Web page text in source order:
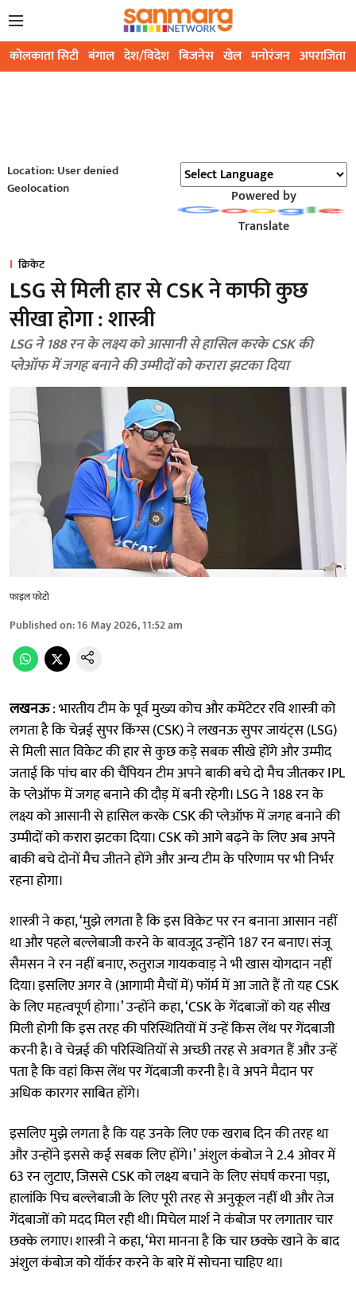
कोलकाता सिटी बंगाल देश/विदेश बिजनेस खेल मनोरंजन अपराजिता
Location: User denied
Geolocation
Powered by
Translate
क्रिकेट
LSG से मिली हार से CSK ने काफी कुछ
सीखा होगा : शास्त्री
LSG ने 188 रन के लक्ष्य को आसानी से हासिल करके CSK की
प्लेऑफ में जगह बनाने की उम्मीदों को करारा झटका दिया
फाइल फोटो
Published on:16 May 2026, 11:52 am
लखनऊ: भारतीय टीम के पूर्व मुख्य कोच और कमेंटेटर रवि शास्त्री को
लगता है कि चेन्नई सुपर किंग्स (CSK) ने लखनऊ सुपर जायंट्स (LSG)
से मिली सात विकेट की हार से कुछ कड़े सबक सीखे होंगे और उम्मीद
जताई कि पांच बार की चैंपियन टीम अपने बाकी बचे दो मैच जीतकर IPL
के प्लेऑफ में जगह बनाने की दौड़ में बनी रहेगी। LSG ने 188 रन के
लक्ष्य को आसानी से हासिल करके CSK की प्लेऑफ में जगह बनाने की
उम्मीदों को करारा झटका दिया। CSK को आगे बढ़ने के लिए अब अपने
बाकी बचे दोनों मैच जीतने होंगे और अन्य टीम के परिणाम पर भी निर्भर
रहना होगा।
शास्त्री ने कहा, ‘मुझे लगता है कि इस विकेट पर रन बनाना आसान नहीं
था और पहले बल्लेबाजी करने के बावजूद उन्होंने 187 रन बनाए। संजू
सैमसन ने रन नहीं बनाए, रुतुराज गायकवाड़ ने भी खास योगदान नहीं
दिया। इसलिए अगर वे (आगामी मैचों में) फॉर्म में आ जाते हैं तो यह CSK
के लिए महत्वपूर्ण होगा।’ उन्होंने कहा, ‘CSK के गेंदबाजों को यह सीख
मिली होगी कि इस तरह की परिस्थितियों में उन्हें किस लेंथ पर गेंदबाजी
करनी है। वे चेन्नई की परिस्थितियों से अच्छी तरह से अवगत हैं और उन्हें
पता है कि वहां किस लेंथ पर गेंदबाजी करनी है। वे अपने मैदान पर
अधिक कारगर साबित होंगे।
इसलिए मुझे लगता है कि यह उनके लिए एक खराब दिन की तरह था
और उन्होंने इससे कई सबक लिए होंगे।’ अंशुल कंबोज ने 2.4 ओवर में
63 रन लुटाए, जिससे CSK को लक्ष्य बचाने के लिए संघर्ष करना पड़ा,
हालांकि पिच बल्लेबाजी के लिए पूरी तरह से अनुकूल नहीं थी और तेज
गेंदबाजों को मदद मिल रही थी। मिचेल मार्श ने कंबोज पर लगातार चार
छक्के लगाए। शास्त्री ने कहा, ‘मेरा मानना है कि चार छक्के खाने के बाद
अंशुल कंबोज को यॉर्कर करने के बारे में सोचना चाहिए था।